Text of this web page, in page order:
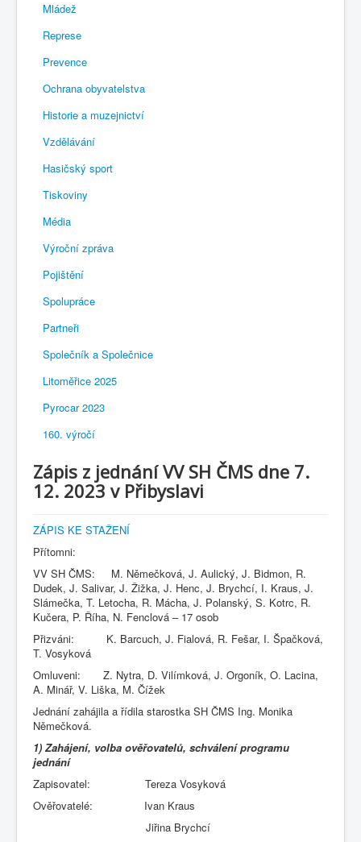
Mládež
Represe
Prevence
Ochrana obyvatelstva
Historie a muzejnictví
Vzdělávání
Hasičský sport
Tiskoviny
Média
Výroční zpráva
Pojištění
Spolupráce
Partneři
Společník a Společnice
Litoměřice 2025
Pyrocar 2023
160. výročí
Zápis z jednání VV SH ČMS dne 7.
12. 2023 v Přibyslavi
ZÁPIS KE STAŽENÍ
Přítomni:
VV SH ČMS: M. Němečková, J. Aulický, J. Bidmon, R.
Dudek, J. Salivar, J. Žižka, J. Henc, J. Brychcí, I. Kraus, J.
Slámečka, T. Letocha, R. Mácha, J. Polanský, S. Kotrc, R.
Kučera, P. Říha, N. Fenclová – 17 osob
Přizváni: K. Barcuch, J. Fialová, R. Fešar, I. Špačková,
T. Vosyková
Omluveni: Z. Nytra, D. Vilímková, J. Orgoník, O. Lacina,
A. Minář, V. Liška, M. Čížek
Jednání zahájila a řídila starostka SH ČMS Ing. Monika
Němečková.
1) Zahájení, volba ověřovatelů, schválení programu
jednání
Zapisovatel: Tereza Vosyková
Ověřovatelé: Ivan Kraus
Jiřina Brychcí